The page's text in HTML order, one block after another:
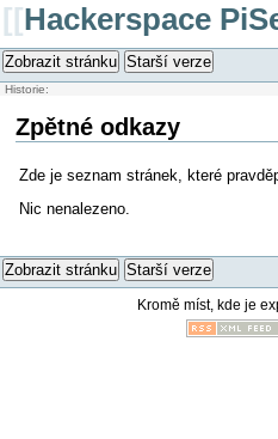
[[Hackerspace
Zobrazit stránku Starší verze
Historie:
Zpětné odkazy
Zde je seznam stránek, které
Nic nenalezeno.
Zobrazit stránku Starší verze
Kromě míst, kde je